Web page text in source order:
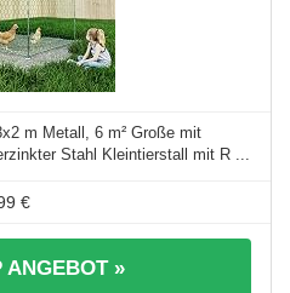
m Metall, 6 m² Große mit
Stahl Kleintierstall mit R ...
€
ANGEBOT »